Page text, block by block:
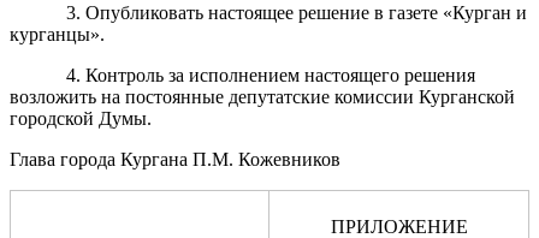
3. Опубликовать настоящее решение в газете «Курган и
курганцы».
4. Контроль за исполнением настоящего решения
возложить на постоянные депутатские комиссии Курганской
городской Думы.
Глава города Кургана П.М. Кожевников
ПРИЛОЖЕНИЕ